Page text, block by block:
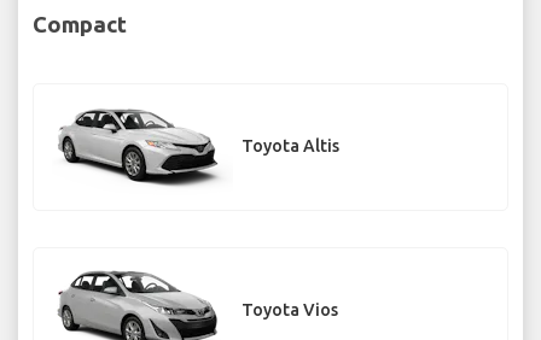
Compact
Toyota Altis
Toyota Vios